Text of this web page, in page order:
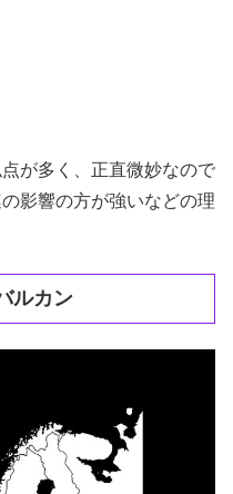
が多く、正直微妙なので
影響の方が強いなどの理
ルカン